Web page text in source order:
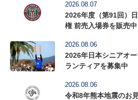
2026.08.07
2026年度（第91回）
権 前売入場券を販売中
2026.08.06
2026年日本シニアオ
ランティアを募集中
2026.08.06
令和8年熊本地震のお